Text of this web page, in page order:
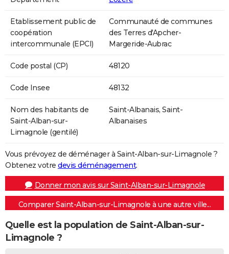
Etablissement public de
coopération
intercommunale (EPCI)
Communauté de communes
des Terres d'Apcher-
Margeride-Aubrac
Code postal (CP) 48120
Code Insee 48132
Nom des habitants de
Saint-Alban-sur-
Limagnole (gentilé)
Saint-Albanais, Saint-
Albanaises
Vous prévoyez de déménager à Saint-Alban-sur-Limagnole ?
Obtenez votre devis déménagement.
Donner mon avis sur Saint-Alban-sur-Limagnole
Comparer Saint-Alban-sur-Limagnole à une autre ville...
Quelle est la population de Saint-Alban-sur-
Limagnole ?